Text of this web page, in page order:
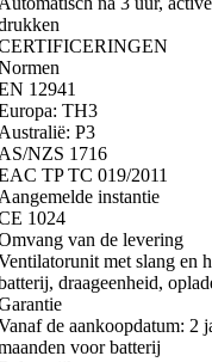
12941
TH3
P3
NZS 1716
TP TC 019/2011
instantie
1024
van de levering
met slang en
draageenheid,
de aankoopdatum: 2
voor batterij